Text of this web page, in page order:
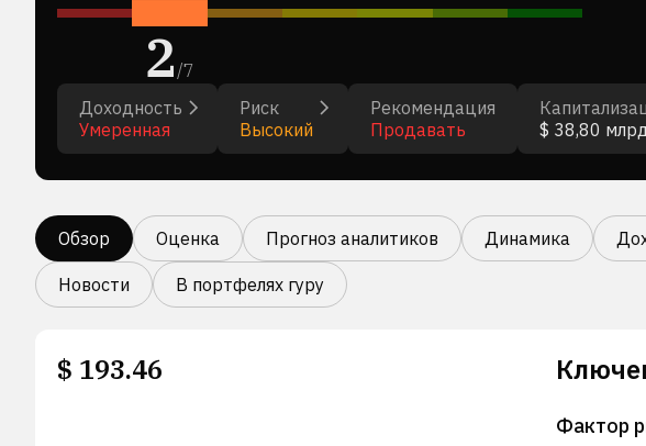
2/7
Доходность
Умеренная
Риск
Высокий
Рекомендация
Продавать
$ 38,80
Обзор Оценка Прогноз аналитиков Динамика
Новости В портфелях гуру
$ 193.46
Фактор